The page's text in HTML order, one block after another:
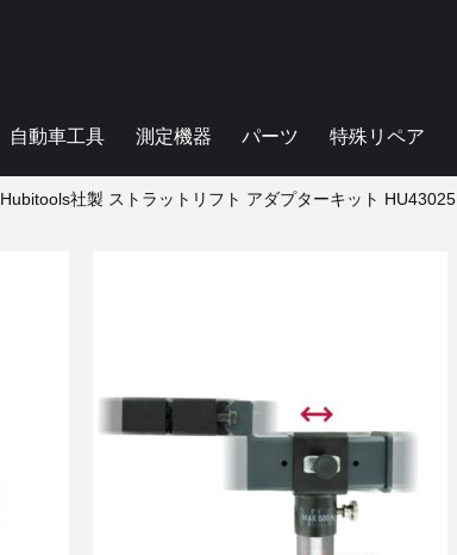
自動車工具 測定機器 パーツ 特殊リペア
Hubitools社製 ストラットリフト アダプターキット HU43025